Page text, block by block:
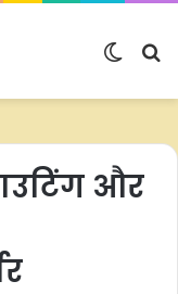
Switch
और